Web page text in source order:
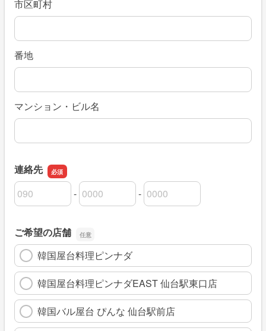
市区町村
番地
マンション・ビル名
連絡先
連絡先の市外局番
-
連絡先の市内局番 -
連絡先の加入者番号
ご希望の店舗
韓国屋台料理ピンナダ
韓国屋台料理ピンナダEAST 仙台駅東口店
韓国バル屋台 ぴんな 仙台駅前店